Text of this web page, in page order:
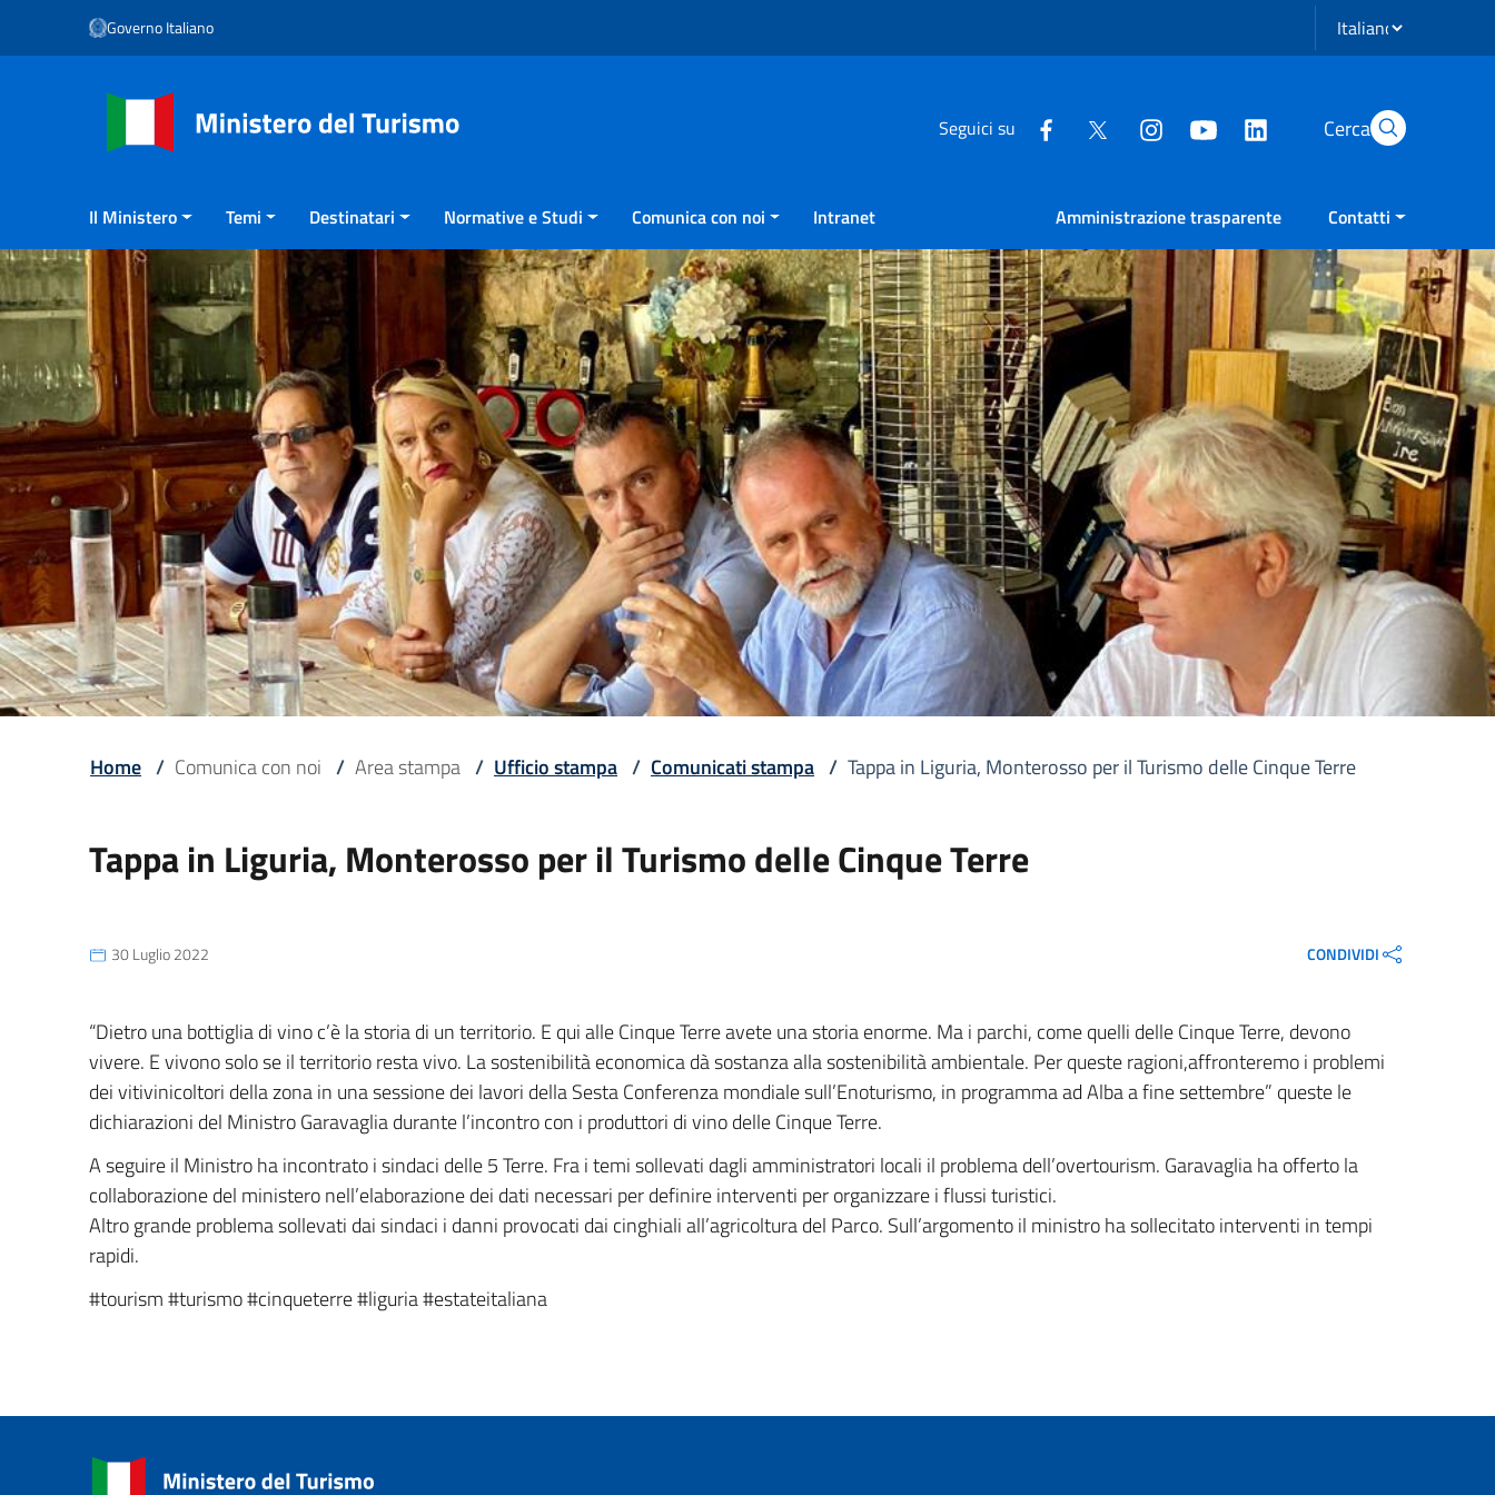
Vai ai contenuti
Vai al menu di navigazione
Governo Italiano Seleziona lingua
Seguici su Cerca
Il Ministero Temi Destinatari Normative e Studi Comunica con noi Intranet Amministrazione trasparente Contatti
Home / Comunica con noi / Area stampa / Ufficio stampa / Comunicati stampa / Tappa in Liguria, Monterosso per il Turismo delle Cinque Terre
Tappa in Liguria, Monterosso per il Turismo delle Cinque Terre
30 Luglio 2022 CONDIVIDI
“Dietro una bottiglia di vino c’è la storia di un territorio. E qui alle Cinque Terre avete una storia enorme. Ma i parchi, come quelli delle Cinque Terre, devono
vivere. E vivono solo se il territorio resta vivo. La sostenibilità economica dà sostanza alla sostenibilità ambientale. Per queste ragioni,affronteremo i problemi
dei vitivinicoltori della zona in una sessione dei lavori della Sesta Conferenza mondiale sull’Enoturismo, in programma ad Alba a fine settembre” queste le
dichiarazioni del Ministro Garavaglia durante l’incontro con i produttori di vino delle Cinque Terre.
A seguire il Ministro ha incontrato i sindaci delle 5 Terre. Fra i temi sollevati dagli amministratori locali il problema dell’overtourism. Garavaglia ha offerto la
collaborazione del ministero nell’elaborazione dei dati necessari per definire interventi per organizzare i flussi turistici.
Altro grande problema sollevati dai sindaci i danni provocati dai cinghiali all’agricoltura del Parco. Sull’argomento il ministro ha sollecitato interventi in tempi
rapidi.
#tourism #turismo #cinqueterre #liguria #estateitaliana